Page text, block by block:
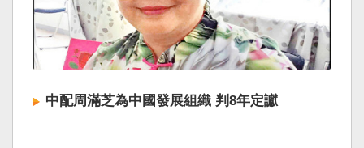
中配周滿芝為中國發展組織 判8年定讞